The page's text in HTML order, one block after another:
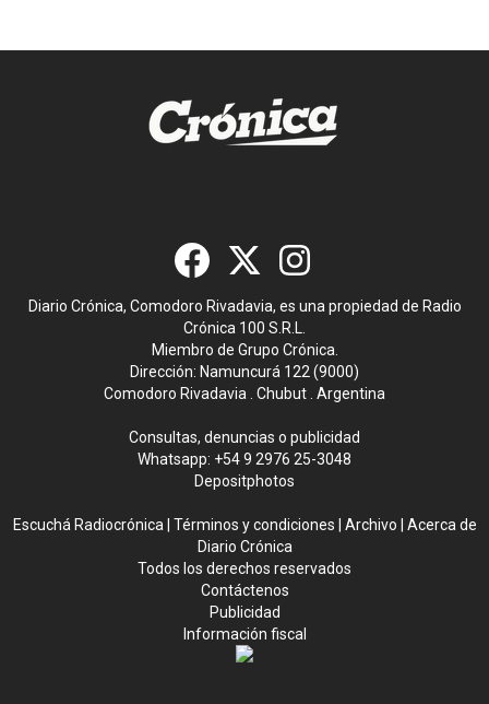
Diario Crónica, Comodoro Rivadavia, es una propiedad de Radio
Crónica 100 S.R.L.
Miembro de Grupo Crónica.
Dirección: Namuncurá 122 (9000)
Comodoro Rivadavia . Chubut . Argentina
Consultas, denuncias o publicidad
Whatsapp: +54 9 2976 25-3048
Depositphotos
Escuchá Radiocrónica Términos y condiciones Archivo
Acerca de
Diario Crónica
Todos los derechos reservados
Contáctenos
Publicidad
Información fiscal